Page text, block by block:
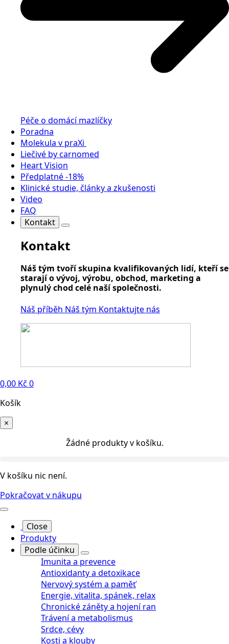
Péče o domácí mazlíčky
Poradna
Molekula v praXi
Liečivé by carnomed
Heart Vision
Předplatné -18%
Klinické studie, články a zkušenosti
Video
FAQ
Kontakt
Kontakt
Náš tým tvoří skupina kvalifikovaných lidí, kteří se
starají o vývoj, výrobu, obchod, marketing a
plynulý chod celé naší společnosti.
Náš příběh Náš tým Kontaktujte nás
0,00 Kč 0
Košík
×
Žádné produkty v košíku.
V košíku nic není.
Pokračovat v nákupu
Close
Produkty
Podle účinku
Imunita a prevence
Antioxidanty a detoxikace
Nervový systém a paměť
Energie, vitalita, spánek, relax
Chronické záněty a hojení ran
Trávení a metabolismus
Srdce, cévy
Kosti a klouby